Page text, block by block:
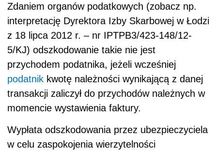
Zdaniem organów podatkowych (zobacz np.
interpretację Dyrektora Izby Skarbowej w Łodzi
z 18 lipca 2012 r. – nr IPTPB3/423-148/12-
5/KJ) odszkodowanie takie nie jest
przychodem podatnika, jeżeli wcześniej
podatnik kwotę należności wynikającą z danej
transakcji zaliczył do przychodów należnych w
momencie wystawienia faktury.
Wypłata odszkodowania przez ubezpieczyciela
w celu zaspokojenia wierzytelności